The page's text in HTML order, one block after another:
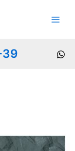
39